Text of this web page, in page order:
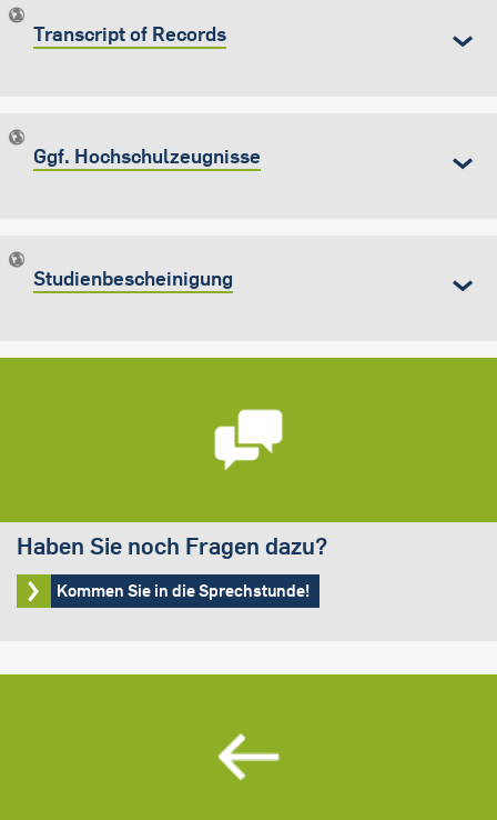
Transcript of Records
Ggf. Hochschulzeugnisse
Studienbescheinigung
Haben Sie noch Fragen dazu?
Kommen Sie in die Sprechstunde!